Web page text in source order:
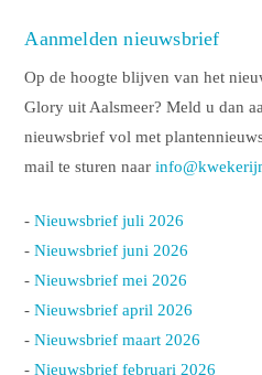
Aanmelden nieuwsbrief
Op de hoogte blijven van het
Glory uit Aalsmeer? Meld u dan
nieuwsbrief vol met
mail te sturen naar
-Nieuwsbrief juli 2026
-Nieuwsbrief juni 2026
-Nieuwsbrief mei 2026
-Nieuwsbrief april 2026
-Nieuwsbrief maart 2026
-Nieuwsbrief februari 2026